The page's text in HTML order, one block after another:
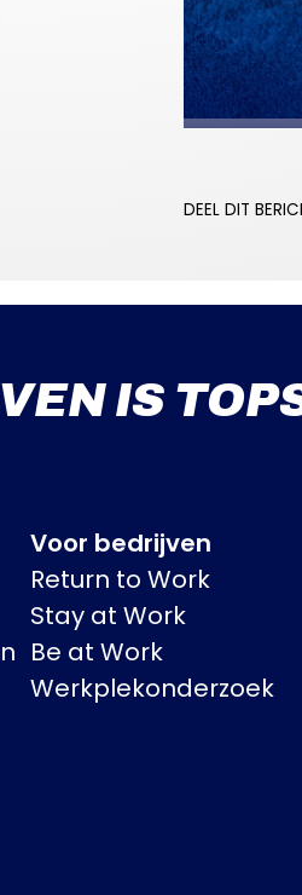
DEEL DIT
IS
Voor bedrijven
Return to Work
Stay at Work
Be at Work
Werkplekonderzoek